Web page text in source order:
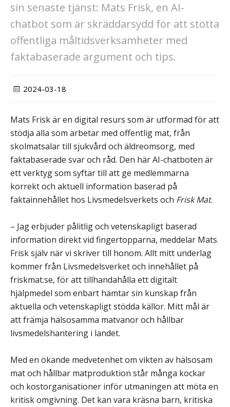
sin senaste tjänst: Mats Frisk, en AI-
chatbot som är skräddarsydd för att stötta
offentliga måltidsverksamheter med
faktabaserade argument och tips.
2024-03-18
Mats Frisk är en digital resurs som är utformad för att
stödja alla som arbetar med offentlig mat, från
skolmatsalar till sjukvård och äldreomsorg, med
faktabaserade svar och råd. Den här AI-chatboten är
ett verktyg som syftar till att ge medlemmarna
korrekt och aktuell information baserad på
faktainnehållet hos Livsmedelsverkets och Frisk Mat.
– Jag erbjuder pålitlig och vetenskapligt baserad
information direkt vid fingertopparna, meddelar Mats
Frisk själv när vi skriver till honom. Allt mitt underlag
kommer från Livsmedelsverket och innehållet på
friskmat.se, för att tillhandahålla ett digitalt
hjälpmedel som enbart hämtar sin kunskap från
aktuella och vetenskapligt stödda källor. Mitt mål är
att främja hälsosamma matvanor och hållbar
livsmedelshantering i landet.
Med en ökande medvetenhet om vikten av hälsosam
mat och hållbar matproduktion står många kockar
och kostorganisationer inför utmaningen att möta en
kritisk omgivning. Det kan vara kräsna barn, kritiska